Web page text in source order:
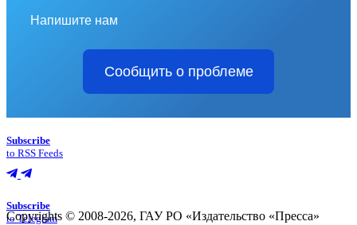
Напишите нам
Сообщить о проблеме
Subscribe
to RSS Feeds
Subscribe
to Telegram
Copyrights © 2008-2026, ГАУ РО «Издательство «Пресса»